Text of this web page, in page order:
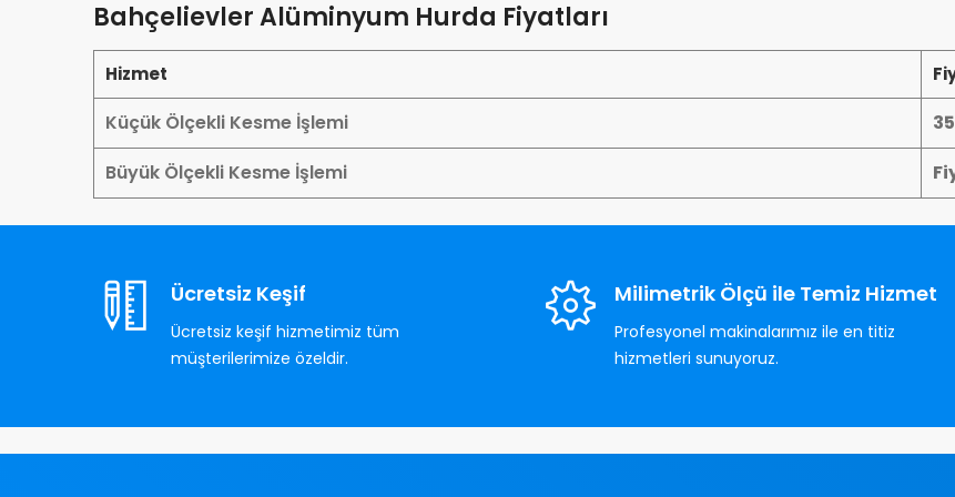
Bahçelievler Alüminyum Hurda Fiyatları
Hizmet
Küçük Ölçekli Kesme İşlemi
Büyük Ölçekli Kesme İşlemi
Ücretsiz Keşif
Ücretsiz keşif hizmetimiz tüm
müşterilerimize özeldir.
Milimetrik Ölçü ile Temiz Hizmet
Profesyonel makinalarımız ile en titiz
hizmetleri sunuyoruz.